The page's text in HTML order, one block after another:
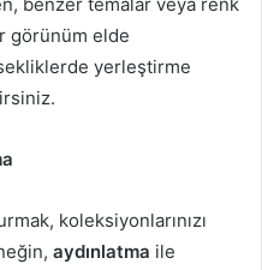
görünüm elde
yerleştirme
koleksiyonlarınızı
aydınlatma ile